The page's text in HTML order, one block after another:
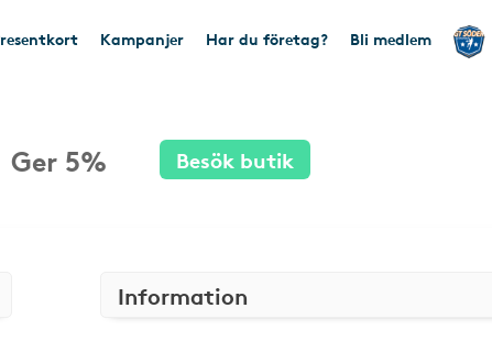
Kampanjer Har du företag? Bli medlem
Ger 5% Besök butik
Information